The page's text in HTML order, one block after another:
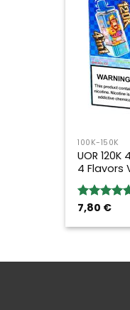
100K-150K
UOR
4 Flavors
Rated5.00
7,80 €